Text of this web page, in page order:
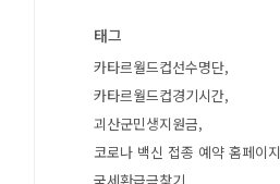
태그
카타르월드컵선수명단
카타르월드컵경기시간
괴산군민생지원금
코로나 백신 접종 예약 홈페이지